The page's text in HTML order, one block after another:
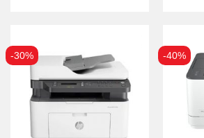
-30% -40%